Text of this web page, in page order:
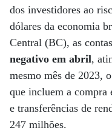
dos investidores ao
dólares da economia
Central (BC), as
negativo em abril,
mesmo mês de 2023,
que incluem a compra
e transferências de
247 milhões.